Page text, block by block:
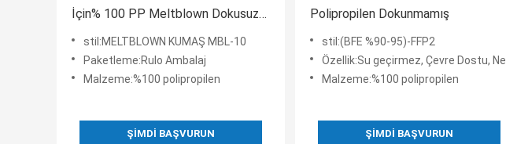
İçin% 100 PP Meltblown Dokusuz
Kumaş
stil:MELTBLOWN KUMAŞ MBL-10
Paketleme:Rulo Ambalaj
Malzeme:%100 polipropilen
ŞIMDI BAŞVURUN
Polipropilen Dokunmamış
stil:(BFE %90-95)-FFP2
Özellik:Su geçirmez, Çevre Dostu, Nefes Alabilir, Antistatik, Antibakteri
Malzeme:%100 polipropilen
ŞIMDI BAŞVURUN